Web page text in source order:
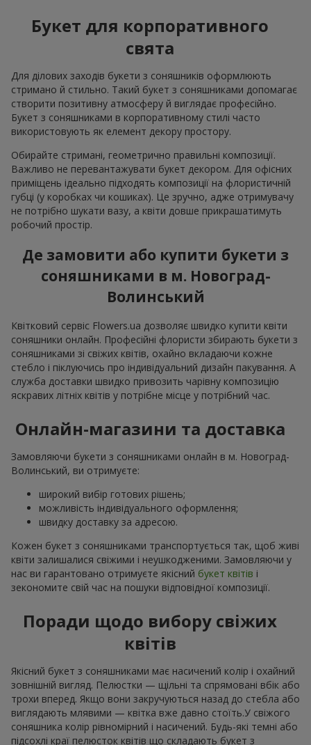
Букет для корпоративного
свята
Для ділових заходів букети з соняшників оформлюють
стримано й стильно. Такий букет з соняшниками допомагає
створити позитивну атмосферу й виглядає професійно.
Букет з соняшниками в корпоративному стилі часто
використовують як елемент декору простору.
Обирайте стримані, геометрично правильні композиції.
Важливо не перевантажувати букет декором. Для офісних
приміщень ідеально підходять композиції на флористичній
губці (у коробках чи кошиках). Це зручно, адже отримувачу
не потрібно шукати вазу, а квіти довше прикрашатимуть
робочий простір.
Де замовити або купити букети з
соняшниками в м. Новоград-
Волинський
Квітковий сервіс Flowers.ua дозволяє швидко купити квіти
соняшники онлайн. Професійні флористи збирають букети з
соняшниками зі свіжих квітів, охайно вкладаючи кожне
стебло і піклуючись про індивідуальний дизайн пакування. А
служба доставки швидко привозить чарівну композицію
яскравих літніх квітів у потрібне місце у потрібний час.
Онлайн-магазини та доставка
Замовляючи букети з соняшниками онлайн в м. Новоград-
Волинський, ви отримуєте:
широкий вибір готових рішень;
можливість індивідуального оформлення;
швидку доставку за адресою.
Кожен букет з соняшниками транспортується так, щоб живі
квіти залишалися свіжими і неушкодженими. Замовляючи у
нас ви гарантовано отримуєте якісний букет квітів і
зекономите свій час на пошуки відповідної композиції.
Поради щодо вибору свіжих
квітів
Якісний букет з соняшниками має насичений колір і охайний
зовнішній вигляд. Пелюстки — щільні та спрямовані вбік або
трохи вперед. Якщо вони закручуються назад до стебла або
виглядають млявими — квітка вже давно стоїть.У свіжого
соняшника колір рівномірний і насичений. Будь-які темні або
підсохлі краї пелюсток квітів що складають букет з